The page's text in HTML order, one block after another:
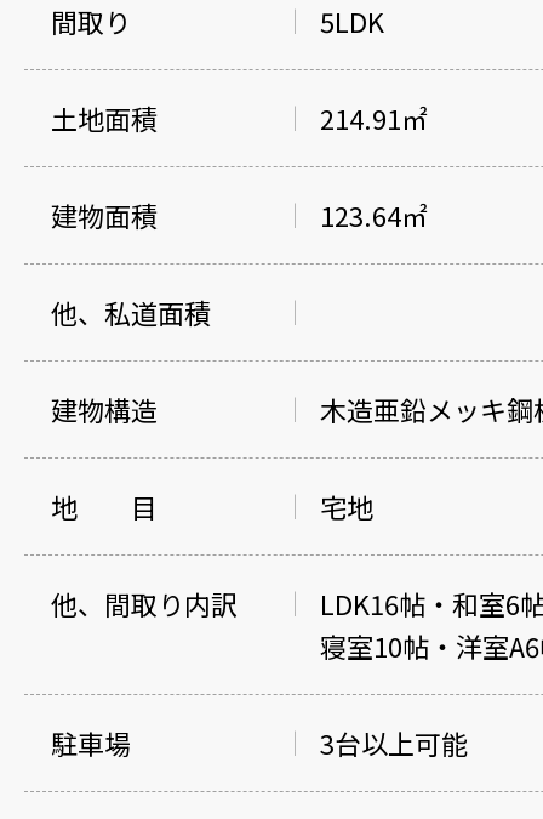
間取り 5LDK
土地面積 214.91㎡
建物面積 123.64㎡
他、私道面積
建物構造 木造亜鉛メッキ
地 目 宅地
他、間取り内訳
LDK16帖・和室6
寝室10帖・洋室
駐車場 3台以上可能